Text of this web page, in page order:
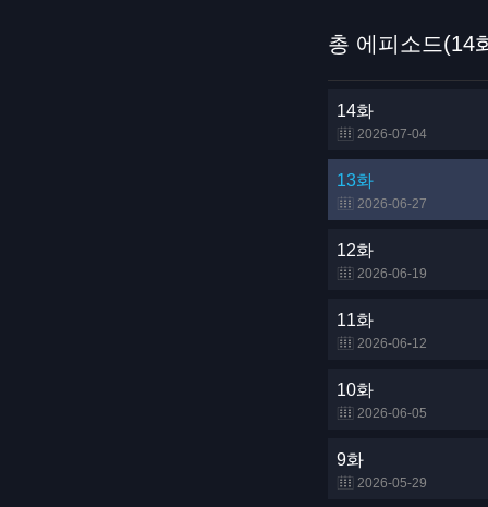
총 에피소드(14
14화
2026-07-04
13화
2026-06-27
12화
2026-06-19
11화
2026-06-12
10화
2026-06-05
9화
2026-05-29